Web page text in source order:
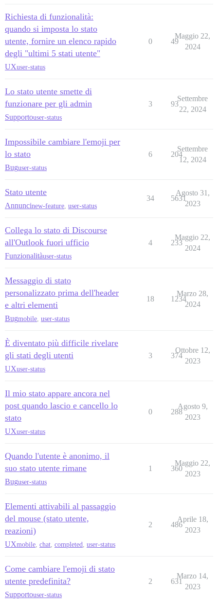
Richiesta di funzionalità:
quando si imposta lo stato
utente, fornire un elenco rapido
degli "ultimi 5 stati utente"
UXuser-status
0 49
Maggio 22,
2024
Lo stato utente smette di
funzionare per gli admin
Supportouser-status
3 93
Settembre
22, 2024
Impossibile cambiare l'emoji per
lo stato
Buguser-status
6 204
Settembre
12, 2024
Stato utente
Annuncinew-feature user-status
34 5631
Agosto 31,
2023
Collega lo stato di Discourse
all'Outlook fuori ufficio
Funzionalitàuser-status
4 233
Maggio 22,
2024
Messaggio di stato
personalizzato prima dell'header
e altri elementi
Bugmobile user-status
18 1234
Marzo 28,
2024
È diventato più difficile rivelare
gli stati degli utenti
UXuser-status
3 374
Ottobre 12,
2023
Il mio stato appare ancora nel
post quando lascio e cancello lo
stato
UXuser-status
0 288
Agosto 9,
2023
Quando l'utente è anonimo, il
suo stato utente rimane
Buguser-status
1 360
Maggio 22,
2023
Elementi attivabili al passaggio
del mouse (stato utente,
reazioni)
UXmobile chat completed user-status
2 486
Aprile 18,
2023
Come cambiare l'emoji di stato
utente predefinita?
Supportouser-status
2 631
Marzo 14,
2023